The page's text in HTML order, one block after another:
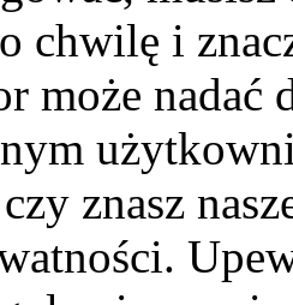
chwilę i
może nadać
znasz